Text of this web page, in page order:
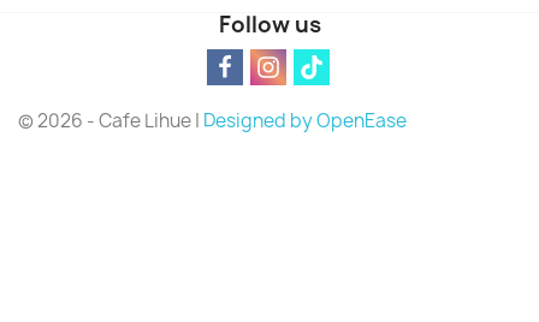
Follow us
© 2026 - Cafe Lihue | Designed by OpenEase